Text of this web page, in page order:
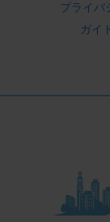
プライバ
ガイ